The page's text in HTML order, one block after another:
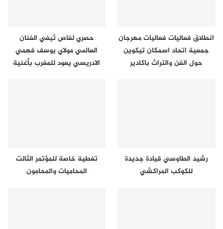
انطلاق فعاليات فعاليات مهرجان
جمعية اتحاد اسمكان تيكوين
حول الفن والتراث باكادير
حصري لفاص ثيفي الفنان
العالمي مولاي يوسف فهمي
الادريسي يعود للمغرب بأغنية
رشيد الطاوسي قيادة جديدة
للكوكب المراكشي
تغطية خاصة للمؤتمر الثالت
المحاميات والمحامون